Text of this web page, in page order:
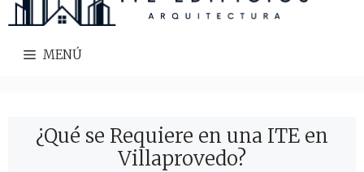
MENÚ
¿Qué se Requiere en una ITE en
Villaprovedo?